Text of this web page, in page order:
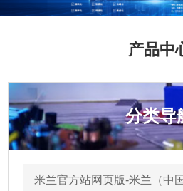
产品中
分类导
米兰官方站网页版-米兰（中国